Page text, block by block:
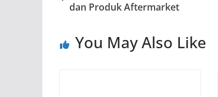
dan Produk Aftermarket
You May Also Like